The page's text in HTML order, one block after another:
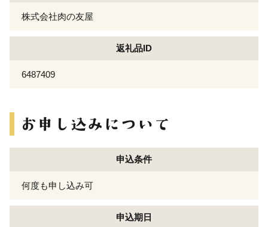
株式会社肉の友屋
返礼品ID
6487409
申込条件
何度も申し込み可
申込期日